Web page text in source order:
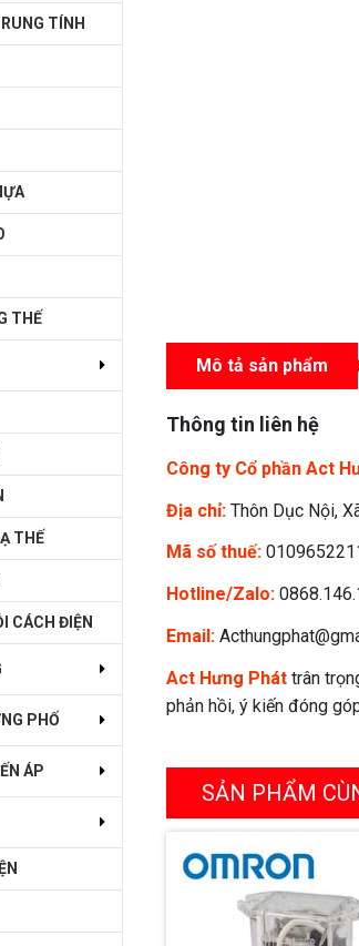
TÍNH
THẾ
THẾ
CÁCH ĐIỆN
PHỐ
ÁP
Mô tả sản phẩm
Thông tin liên hệ
Công ty Cổ phần Act
Địa chỉ: Thôn Dục Nội,
Mã số thuế:
Hotline/Zalo:
Email:
Act Hưng Phát trân
phản hồi, ý kiến đóng
SẢN PHẨM